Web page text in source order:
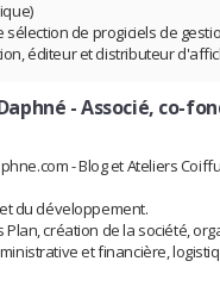
sélection de progiciels de
éditeur et distributeur
- Associé, co-
- Blog et Ateliers
du développement.
création de la société,
et financière,